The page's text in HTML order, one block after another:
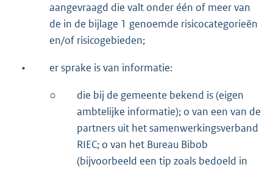
aangevraagd die valt onder één of meer van
de in de bijlage 1 genoemde risicocategorieën
en/of risicogebieden;
• er sprake is van informatie:
○
die bij de gemeente bekend is (eigen
ambtelijke informatie); o van een van de
partners uit het samenwerkingsverband
RIEC; o van het Bureau Bibob
(bijvoorbeeld een tip zoals bedoeld in